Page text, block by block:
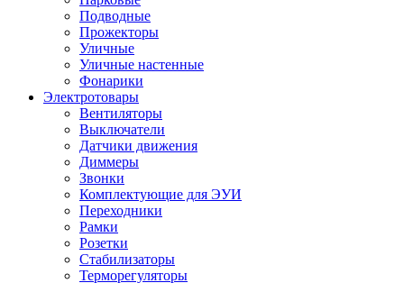
Подводные
Прожекторы
Уличные
Уличные настенные
Фонарики
Электротовары
Вентиляторы
Выключатели
Датчики движения
Диммеры
Звонки
Комплектующие для ЭУИ
Переходники
Рамки
Розетки
Стабилизаторы
Терморегуляторы